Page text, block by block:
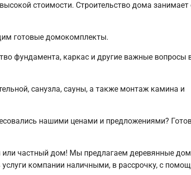
стоимости. Строительство дома занимает
готовые домокомплекты.
фундамента, каркас и другие важные вопросы
санузла, сауны, а также монтаж камина и
нашими ценами и предложениями?
частный дом! Мы предлагаем деревянные
компании наличными, в рассрочку, с